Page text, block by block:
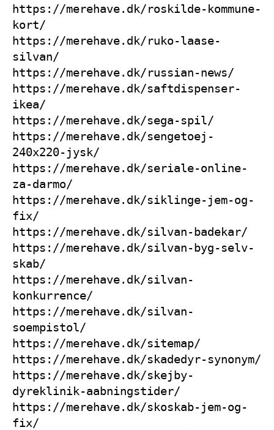
https://merehave.dk/roskilde-kommune-
kort/
https://merehave.dk/ruko-laase-
silvan/
https://merehave.dk/russian-news/
https://merehave.dk/saftdispenser-
ikea/
https://merehave.dk/sega-spil/
https://merehave.dk/sengetoej-
240x220-jysk/
https://merehave.dk/seriale-online-
za-darmo/
https://merehave.dk/siklinge-jem-og-
fix/
https://merehave.dk/silvan-badekar/
https://merehave.dk/silvan-byg-selv-
skab/
https://merehave.dk/silvan-
konkurrence/
https://merehave.dk/silvan-
soempistol/
https://merehave.dk/sitemap/
https://merehave.dk/skadedyr-synonym/
https://merehave.dk/skejby-
dyreklinik-aabningstider/
https://merehave.dk/skoskab-jem-og-
fix/